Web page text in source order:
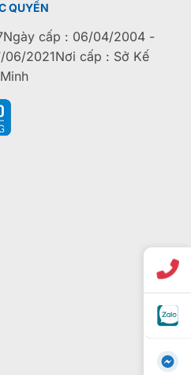
QUYẾN
cấp : 06/04/2004 -
2021Nơi cấp : Sở Kế